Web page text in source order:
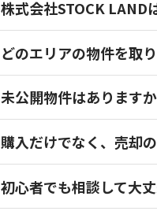
株式会社STOCK LAND
どのエリアの物件を取
未公開物件はあります
購入だけでなく、売却
初心者でも相談して大